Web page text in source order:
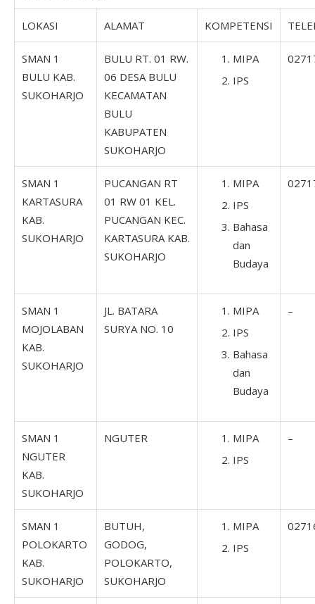
LOKASI ALAMAT KOMPETENSI
SMAN 1
BULU KAB.
SUKOHARJO
BULU RT. 01 RW.
06 DESA BULU
KECAMATAN
BULU
KABUPATEN
SUKOHARJO
MIPA
IPS
SMAN 1
KARTASURA
KAB.
SUKOHARJO
PUCANGAN RT
01 RW 01 KEL.
PUCANGAN KEC.
KARTASURA KAB.
SUKOHARJO
MIPA
IPS
Bahasa
dan
Budaya
SMAN 1
MOJOLABAN
KAB.
SUKOHARJO
JL. BATARA
SURYA NO. 10
MIPA
IPS
Bahasa
dan
Budaya
–
SMAN 1
NGUTER
KAB.
SUKOHARJO
NGUTER
MIPA
IPS
–
SMAN 1
POLOKARTO
KAB.
SUKOHARJO
BUTUH,
GODOG,
POLOKARTO,
SUKOHARJO
MIPA
IPS